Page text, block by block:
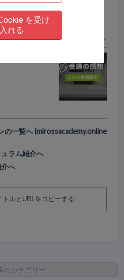
同じカテゴリーの次の記事
～ミロス
の一覧へ (mirossacademy.online
ラム紹介へ
へ
トルとURLをコピーする
のカテゴリー
を受け
入れる